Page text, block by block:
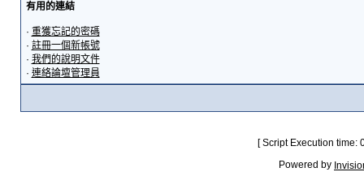
有用的連結
· 重獲忘記的密碼
· 註冊一個新帳號
· 我們的說明文件
· 連絡論壇管理員
[ Script Execution
Powered by